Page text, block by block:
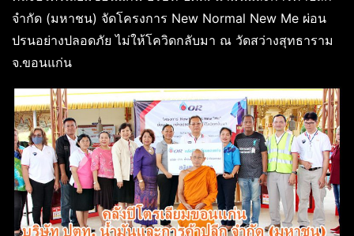
จำกัด (มหาชน) จัดโครงการ New Normal New Me ผ่อน
ปรนอย่างปลอดภัย ไม่ให้โควิดกลับมา ณ วัดสว่างสุทธาราม
จ.ขอนแก่น